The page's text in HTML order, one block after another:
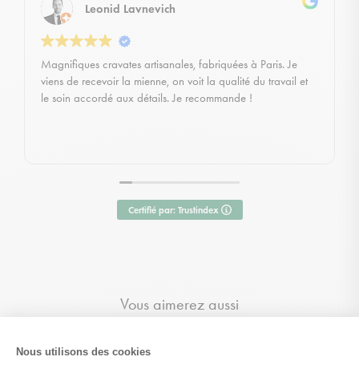
Leonid Lavnevich
Magnifiques cravates artisanales, fabriquées à Paris. Je
viens de recevoir la mienne, on voit la qualité du travail et
le soin accordé aux détails. Je recommande !
Certifié par: Trustindex
Vous aimerez aussi